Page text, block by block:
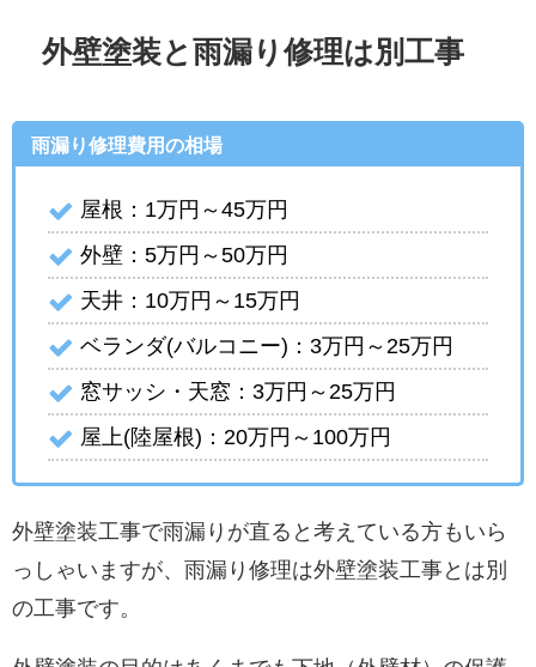
外壁塗装と雨漏り修理は別工事
雨漏り修理費用の相場
屋根：1万円～45万円
外壁：5万円～50万円
天井：10万円～15万円
ベランダ(バルコニー)：3万円～25万円
窓サッシ・天窓：3万円～25万円
屋上(陸屋根)：20万円～100万円
外壁塗装工事で雨漏りが直ると考えている方もいら
っしゃいますが、雨漏り修理は外壁塗装工事とは別
の工事です。